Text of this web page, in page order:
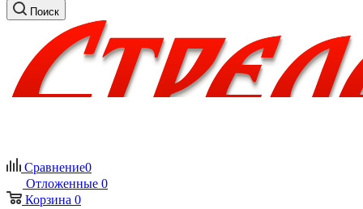
Поиск
Сравнение0
Отложенные 0
Корзина 0